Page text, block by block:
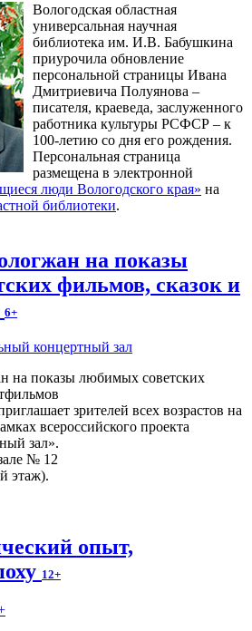
Вологодская областная
универсальная научная
библиотека им. И.В. Бабушкина
приурочила обновление
персональной страницы Ивана
Дмитриевича Полуянова –
писателя, краеведа, заслуженного
работника культуры РСФСР – к
100‑летию со дня его рождения.
Персональная страница
размещена в электронной
люди Вологодского края» на
библиотеки.
на показы
фильмов, сказок и
6+
концертный зал
зрителей всех возрастов на
всероссийского проекта
зал».
№ 12
этаж).
опыт,
12+